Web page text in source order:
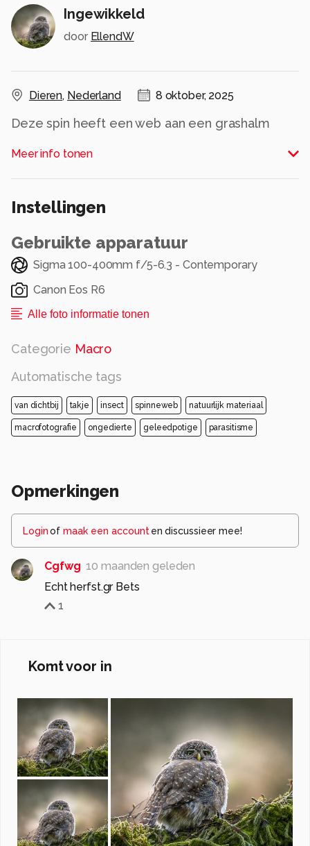
Ingewikkeld
door EllendW
Dieren, Nederland 8 oktober, 2025
Deze spin heeft een web aan een grashalm
Van de spin zijn alleen de poten onderin een
stukje zichtbaar.
Alle rechten voorbehouden
Meer info tonen
Instellingen
Gebruikte apparatuur
Sigma 100-400mm f/5-6.3 - Contemporary
Canon Eos R6
Alle foto informatie tonen
Categorie Macro
Automatische tags
van dichtbij takje insect spinneweb natuurlijk materiaal
macrofotografie ongedierte geleedpotige parasitisme
Opmerkingen
Loginof maak een account en discussieer mee!
Cgfwg 10 maanden geleden
Echt herfst.gr Bets
1
Komt voor in